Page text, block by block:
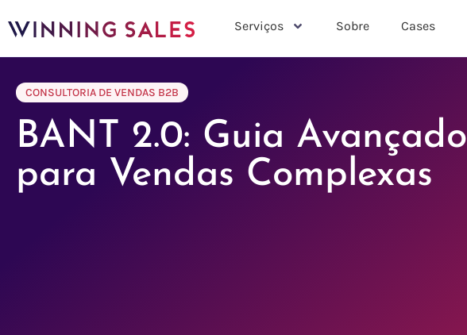
Serviços Sobre Cases
CONSULTORIA DE VENDAS B2B
BANT 2.0: Guia Avançado
para Vendas Complexas